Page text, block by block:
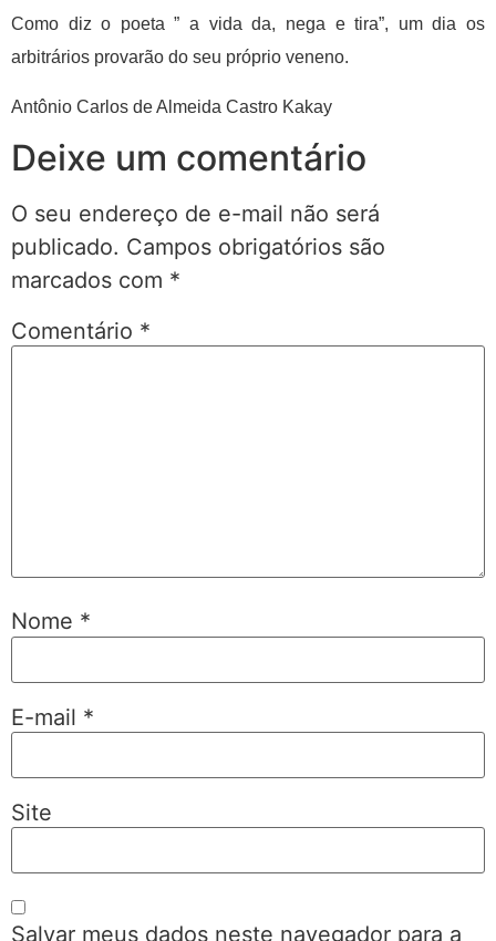
Como diz o poeta ” a vida da, nega e tira”, um dia os
arbitrários provarão do seu próprio veneno.
Antônio Carlos de Almeida Castro Kakay
Deixe um comentário
O seu endereço de e-mail não será
publicado. Campos obrigatórios são
marcados com *
Comentário *
Nome *
E-mail *
Site
Salvar meus dados neste navegador para a